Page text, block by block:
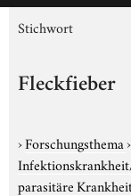
Stichwort
Fleckfieber
›Forschungsthema›
parasitäre